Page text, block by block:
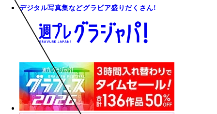
デジタル写真集などグラビア盛りだくさん!